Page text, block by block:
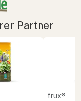
Partner
frux®